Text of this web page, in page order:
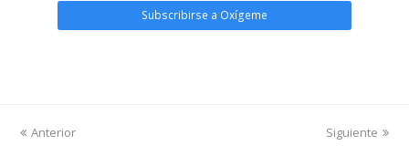
Anterior Siguiente